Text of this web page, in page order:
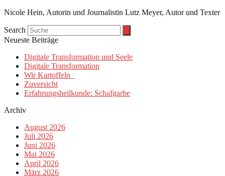
Nicole Hein, Autorin und Journalistin Lutz Meyer, Autor und Texter
Search
Neueste Beiträge
Digitale Transformation und Seele
Digitale Transformation
Wir Kartoffeln
Zuversicht
Erfahrungsheilkunde: Schafgarbe
Archiv
August 2026
Juli 2026
Juni 2026
Mai 2026
April 2026
März 2026